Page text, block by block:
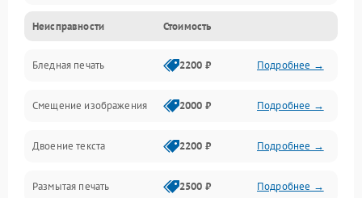
Программные ошибки
Картриджи и расходники
Механика и узлы
Подключение и интерфейсы
Панель управления и индикация
Неисправности Стоимость
Бледная печать 2200 ₽ Подробнее →
Смещение изображения 2000 ₽ Подробнее →
Двоение текста 2200 ₽ Подробнее →
Размытая печать 2500 ₽ Подробнее →